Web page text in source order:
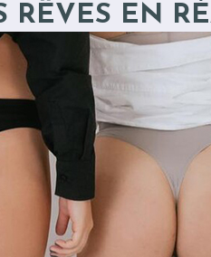
RÊVES EN